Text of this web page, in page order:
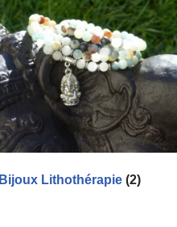
Bijoux Lithothérapie (2)